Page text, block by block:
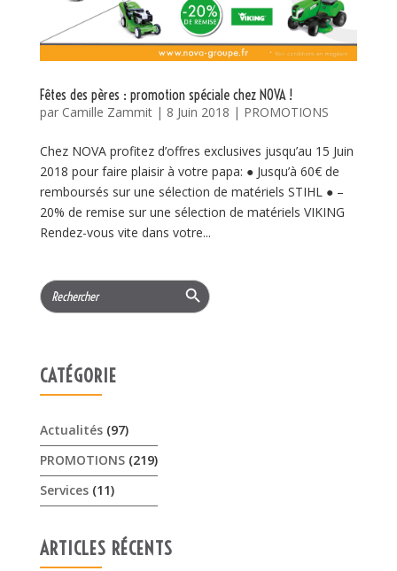
Fêtes des pères : promotion spéciale chez NOVA !
par Camille Zammit| 8 Juin 2018 | PROMOTIONS
Chez NOVA profitez d’offres exclusives jusqu’au 15 Juin
2018 pour faire plaisir à votre papa: ● Jusqu’à 60€ de
remboursés sur une sélection de matériels STIHL ● –
20% de remise sur une sélection de matériels VIKING
Rendez-vous vite dans votre...
Search
for:
Search Button
CATÉGORIE
Actualités(97)
PROMOTIONS(219)
Services(11)
ARTICLES RÉCENTS